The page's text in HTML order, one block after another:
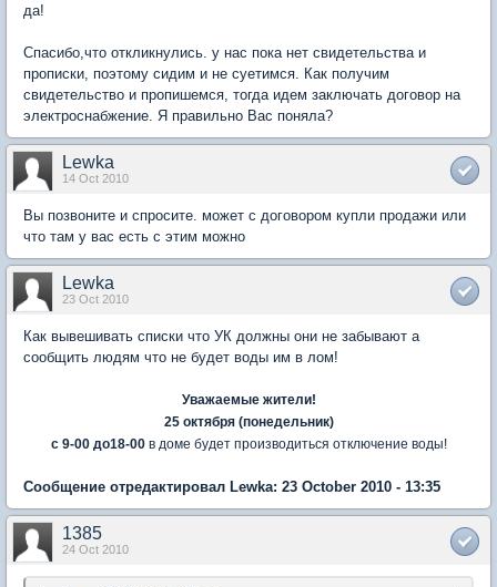
да!
Спасибо,что откликнулись. у нас пока нет свидетельства и
прописки, поэтому сидим и не суетимся. Как получим
свидетельство и пропишемся, тогда идем заключать договор на
электроснабжение. Я правильно Вас поняла?
Lewka
14 Oct 2010
Вы позвоните и спросите. может с договором купли продажи или
что там у вас есть с этим можно
Lewka
23 Oct 2010
Как вывешивать списки что УК должны они не забывают а
сообщить людям что не будет воды им в лом!
Уважаемые жители!
25 октября (понедельник)
с 9-00 до18-00в доме будет производиться отключение воды!
Сообщение отредактировал Lewka: 23 October 2010 - 13:35
1385
24 Oct 2010